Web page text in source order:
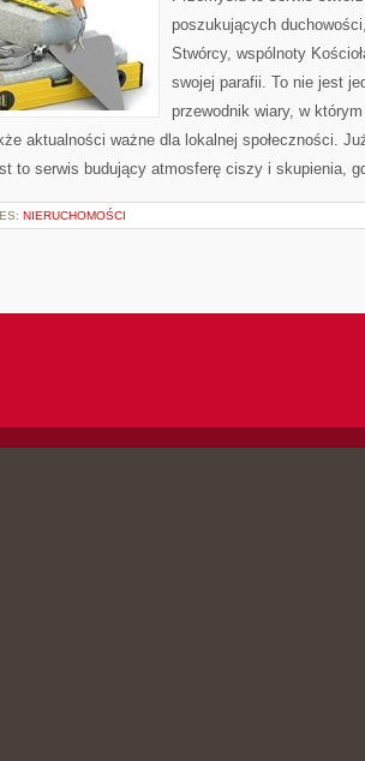
poszukujących
Stwórcy, wspólnoty
swojej parafii. To nie jest
przewodnik wiary, w
aktualności ważne dla lokalnej społeczności.
to serwis budujący atmosferę ciszy i skupienia,
NIERUCHOMOŚCI